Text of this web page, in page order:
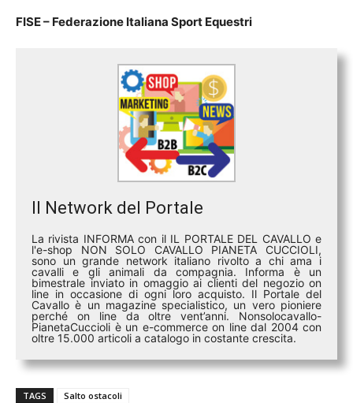
FISE – Federazione Italiana Sport Equestri
Il Network del Portale
La rivista INFORMA con il IL PORTALE DEL CAVALLO e
l'e-shop NON SOLO CAVALLO PIANETA CUCCIOLI,
sono un grande network italiano rivolto a chi ama i
cavalli e gli animali da compagnia. Informa è un
bimestrale inviato in omaggio ai clienti del negozio on
line in occasione di ogni loro acquisto. Il Portale del
Cavallo è un magazine specialistico, un vero pioniere
perché on line da oltre vent’anni. Nonsolocavallo-
PianetaCuccioli è un e-commerce on line dal 2004 con
oltre 15.000 articoli a catalogo in costante crescita.
TAGS Salto ostacoli